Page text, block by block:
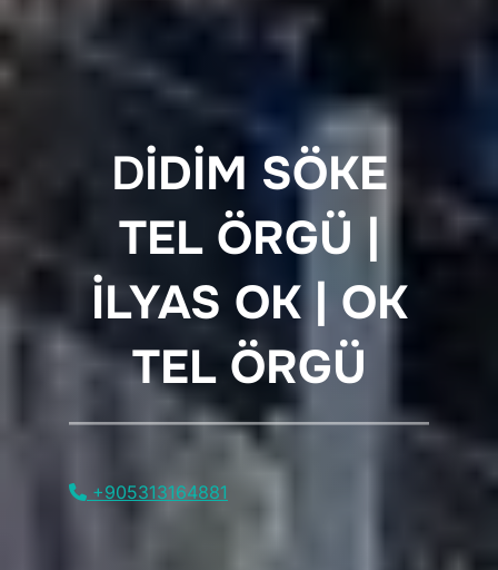
DİDİM SÖKE
TEL ÖRGÜ |
İLYAS OK | OK
TEL ÖRGÜ
+905313164881